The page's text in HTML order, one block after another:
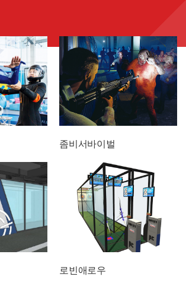
좀비서바이벌
로빈애로우